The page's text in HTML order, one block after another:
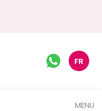
FR
MENU